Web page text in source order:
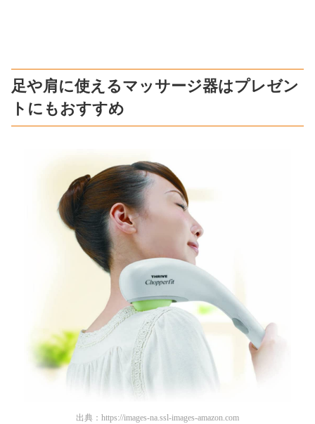
足や肩に使えるマッサージ器はプレゼン
トにもおすすめ
出典： https://images-na.ssl-images-amazon.com